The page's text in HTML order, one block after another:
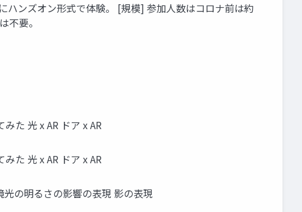
ハンズオン形式で体験。 [規模] 参加⼈数はコロナ前は約
不要。
た 光 x AR ドア x AR
た 光 x AR ドア x AR
の明るさの影響の表現 影の表現